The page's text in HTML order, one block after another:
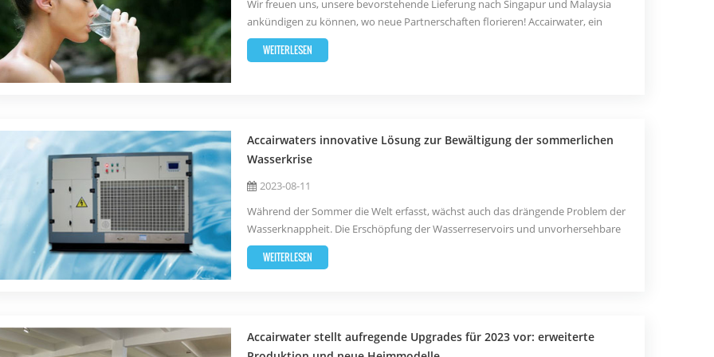
Wir freuen uns, unsere bevorstehende Lieferung nach Singapur und Malaysia
ankündigen zu können, wo neue Partnerschaften florieren! Accairwater, ein
führender Innovator in der Luft-Wasser-Technologie, wird lokale Büros,
Einkaufszentren und öffentliche Räume revolutionieren, indem es eine
WEITERLESEN
Accairwaters innovative Lösung zur Bewältigung der sommerlichen
Wasserkrise
2023-08-11
Während der Sommer die Welt erfasst, wächst auch das drängende Problem der
Wasserknappheit. Die Erschöpfung der Wasserreservoirs und unvorhersehbare
Niederschlagsmuster stellen insbesondere in den heißen Sommermonaten eine
Herausforderung dar. Accairwater, ein bahnbrechender Hersteller von Luft-
WEITERLESEN
Accairwater stellt aufregende Upgrades für 2023 vor: erweiterte